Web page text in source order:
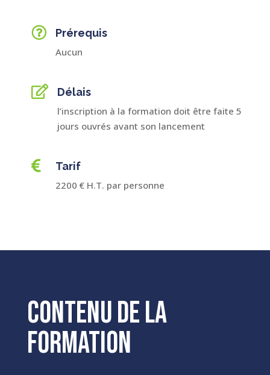
 Prérequis
Aucun
 Délais
l’inscription à la formation doit être faite 5
jours ouvrés avant son lancement
 Tarif
2200 € H.T. par personne
Contenu de la
formation